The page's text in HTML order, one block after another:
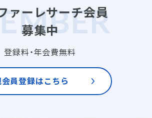
ァーレサーチ会員
募集中
登録料・年会費無料
員登録はこちら